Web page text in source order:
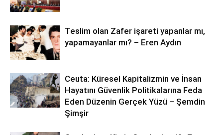
Teslim olan Zafer işareti yapanlar mı,
yapamayanlar mı? – Eren Aydın
Ceuta: Küresel Kapitalizmin ve İnsan
Hayatını Güvenlik Politikalarına Feda
Eden Düzenin Gerçek Yüzü – Şemdin
Şimşir